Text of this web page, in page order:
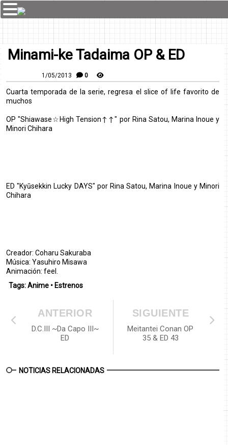
Minami-ke Tadaima OP & ED
1/05/2013 0
Cuarta temporada de la serie, regresa el slice of life favorito de
muchos
OP "Shiawase☆High Tension↑↑" por Rina Satou, Marina Inoue y
Minori Chihara
ED "Kyūsekkin Lucky DAYS" por Rina Satou, Marina Inoue y Minori
Chihara
Creador: Coharu Sakuraba
Música: Yasuhiro Misawa
Animación: feel.
Tags:Anime • Estrenos
SIGUIENTE
Meitantei Conan OP
35 & ED 43
ANTERIOR
D.C.III ~Da Capo III~
ED
NOTICIAS RELACIONADAS